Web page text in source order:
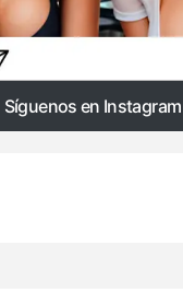
Síguenos en Instagram
Síguenos en Instagram